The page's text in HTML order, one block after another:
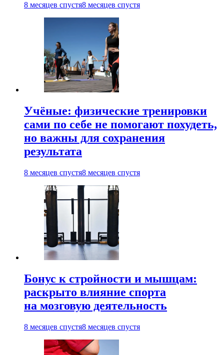
8 месяцев спустя8 месяцев спустя
Учёные: физические тренировки
сами по себе не помогают похудеть,
но важны для сохранения
результата
8 месяцев спустя8 месяцев спустя
Бонус к стройности и мышцам:
раскрыто влияние спорта
на мозговую деятельность
8 месяцев спустя8 месяцев спустя